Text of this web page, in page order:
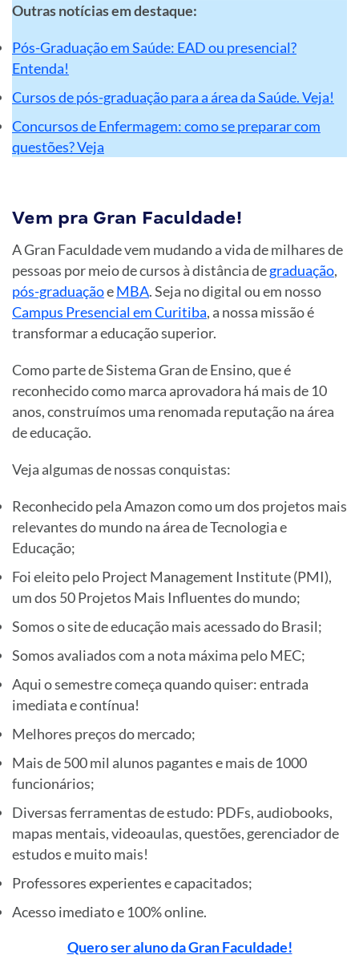
Outras notícias em destaque:
Pós-Graduação em Saúde: EAD ou presencial?
Entenda!
Cursos de pós-graduação para a área da Saúde. Veja!
Concursos de Enfermagem: como se preparar com
questões? Veja
Vem pra Gran Faculdade!
A Gran Faculdade vem mudando a vida de milhares de
pessoas por meio de cursos à distância degraduação,
pós-graduaçãoeMBA. Seja no digital ou em nosso
Campus Presencial em Curitiba, a nossa missão é
transformar a educação superior.
Como parte de Sistema Gran de Ensino, que é
reconhecido como marca aprovadora há mais de 10
anos, construímos uma renomada reputação na área
de educação.
Veja algumas de nossas conquistas:
Reconhecido pela Amazon como um dos projetos mais
relevantes do mundo na área de Tecnologia e
Educação;
Foi eleito pelo Project Management Institute (PMI),
um dos 50 Projetos Mais Influentes do mundo;
Somos o site de educação mais acessado do Brasil;
Somos avaliados com a nota máxima pelo MEC;
Aqui o semestre começa quando quiser: entrada
imediata e contínua!
Melhores preços do mercado;
Mais de 500 mil alunos pagantes e mais de 1000
funcionários;
Diversas ferramentas de estudo: PDFs, audiobooks,
mapas mentais, videoaulas, questões, gerenciador de
estudos e muito mais!
Professores experientes e capacitados;
Acesso imediato e 100% online.
Quero ser aluno da Gran Faculdade!